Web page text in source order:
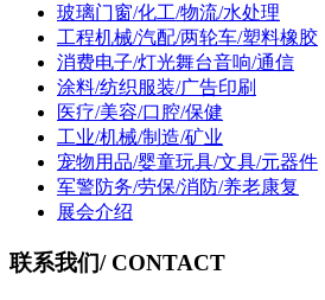
玻璃门窗/化工/物流/水处理
工程机械/汽配/两轮车/塑料橡胶
消费电子/灯光舞台音响/通信
涂料/纺织服装/广告印刷
医疗/美容/口腔/保健
工业/机械/制造/矿业
宠物用品/婴童玩具/文具/元器件
军警防务/劳保/消防/养老康复
展会介绍
联系我们/ CONTACT